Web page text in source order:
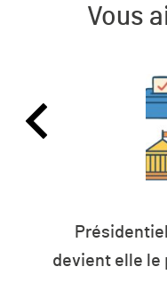
Vous
devient elle le